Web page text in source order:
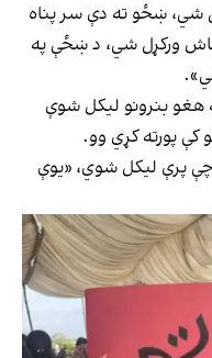
شي، ښځو ته دې سر پناه
ورکړل شي، د ښځې په
هغو بنرونو ليکل شوې
کې پورته کړي وو.
چې پرې ليکل شوي، «يوې